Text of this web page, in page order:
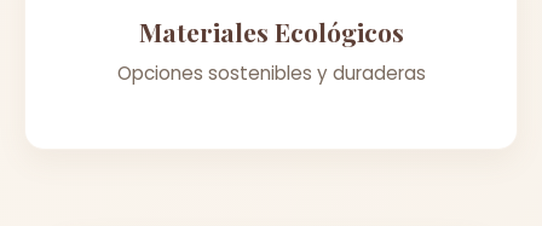
Materiales Ecológicos
Opciones sostenibles y duraderas